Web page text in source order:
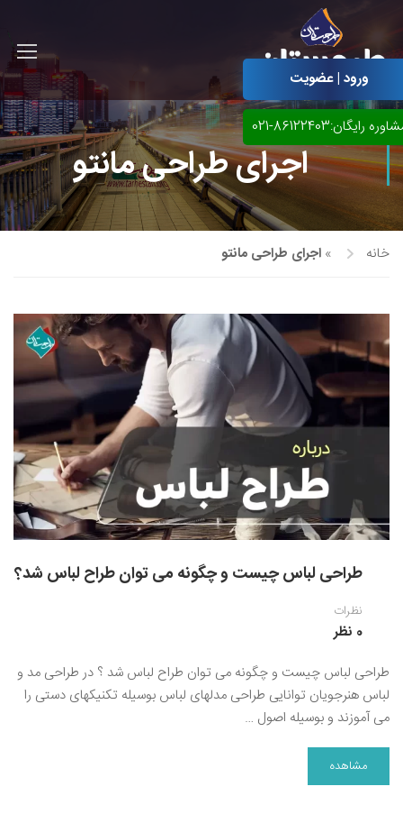
آموزش مجازی طراحی لباس
آموزش مجازی گرافیک
آموزش مجازی طراحی داخلی
نقاشی پاستل
نقاشی رنگ روغن
نقاشی آبرنگ
نقاشی کودک و نوجوان
طراحی سیاه قلم
نقاش مداد رنگی
نقاشی مینیاتور(نگارگری)
خوشنویسی نستعلیق
خوشنویسی با خودکار
خط نقاشی
ورود | عضویت
رایگان:86122403-021
اجرای طراحی مانتو
خانه » اجرای طراحی مانتو
طراحی لباس چیست و چگونه می توان طراح لباس شد؟
نظرات
0 نظر
طراحی لباس چیست و چگونه می توان طراح لباس شد ؟ در طراحی مد و
لباس هنرجویان توانایی طراحی مدلهای لباس بوسیله تکنیکهای دستی را
می آموزند و بوسیله اصول …
مشاهده